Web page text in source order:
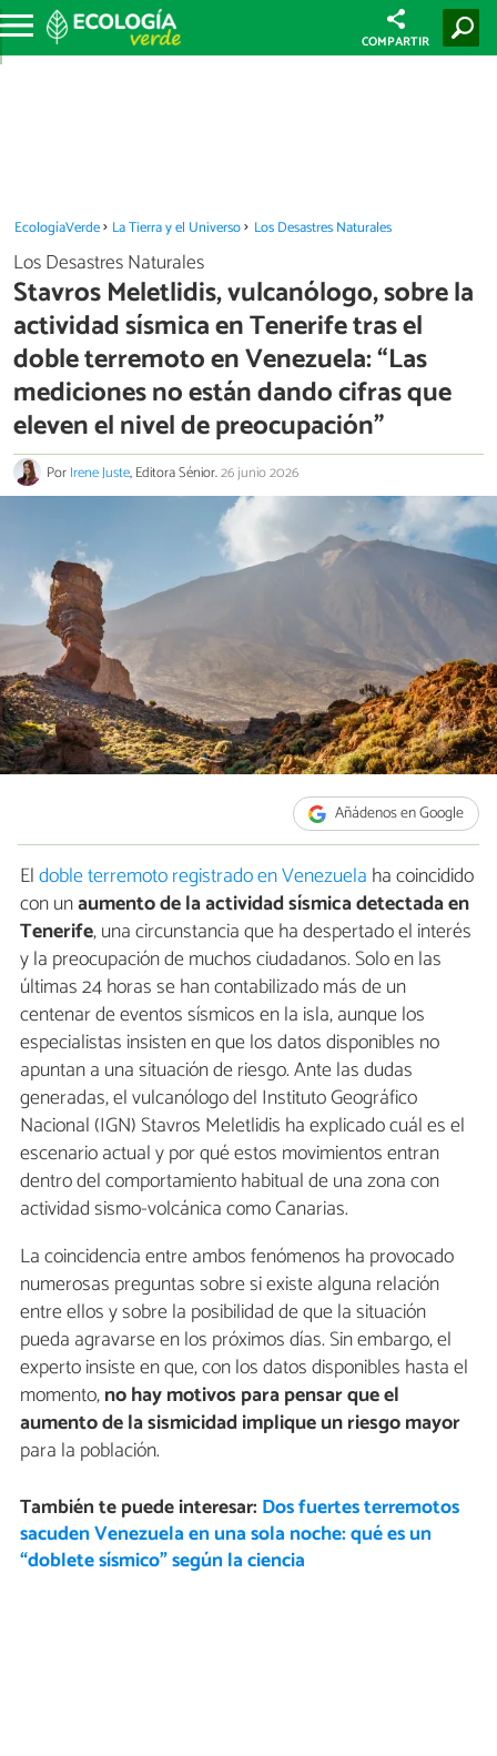
COMPARTIR
EcologíaVerde La Tierra y el Universo Los Desastres Naturales
Los Desastres Naturales
Stavros Meletlidis, vulcanólogo, sobre la
actividad sísmica en Tenerife tras el
doble terremoto en Venezuela: “Las
mediciones no están dando cifras que
eleven el nivel de preocupación”
PorIrene Juste, Editora Sénior.26 junio 2026
Añádenos en Google
Eldoble terremoto registrado en Venezuela ha coincidido
con unaumento de la actividad sísmica detectada en
Tenerife, una circunstancia que ha despertado el interés
y la preocupación de muchos ciudadanos. Solo en las
últimas 24 horas se han contabilizado más de un
centenar de eventos sísmicos en la isla, aunque los
especialistas insisten en que los datos disponibles no
apuntan a una situación de riesgo. Ante las dudas
generadas, el vulcanólogo del Instituto Geográfico
Nacional (IGN) Stavros Meletlidis ha explicado cuál es el
escenario actual y por qué estos movimientos entran
dentro del comportamiento habitual de una zona con
actividad sismo-volcánica como Canarias.
La coincidencia entre ambos fenómenos ha provocado
numerosas preguntas sobre si existe alguna relación
entre ellos y sobre la posibilidad de que la situación
pueda agravarse en los próximos días. Sin embargo, el
experto insiste en que, con los datos disponibles hasta el
momento,no hay motivos para pensar que el
aumento de la sismicidad implique un riesgo mayor
para la población.
También te puede interesar: Dos fuertes terremotos
sacuden Venezuela en una sola noche: qué es un
“doblete sísmico” según la ciencia